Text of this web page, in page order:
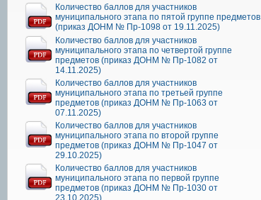
Количество баллов для участников
муниципального этапа по пятой группе предметов
(приказ ДОНМ № Пр-1098 от 19.11.2025)
Количество баллов для участников
муниципального этапа по четвертой группе
предметов (приказ ДОНМ № Пр-1082 от
14.11.2025)
Количество баллов для участников
муниципального этапа по третьей группе
предметов (приказ ДОНМ № Пр-1063 от
07.11.2025)
Количество баллов для участников
муниципального этапа по второй группе
предметов (приказ ДОНМ № Пр-1047 от
29.10.2025)
Количество баллов для участников
муниципального этапа по первой группе
предметов (приказ ДОНМ № Пр-1030 от
23.10.2025)